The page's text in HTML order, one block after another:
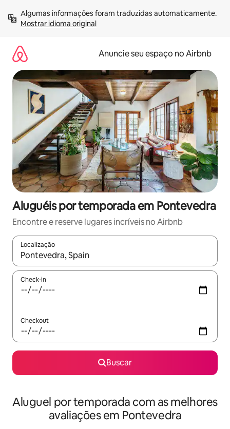
para
Mostrar idioma original
Anuncie seu espaço no Airbnb
Aluguéis por temporada em Pontevedra
Encontre e reserve lugares incríveis no Airbnb
Localização
Quando os resultados estiverem disponíveis, explore-os
Check-in
Checkout
Buscar
Aluguel por temporada com as melhores
avaliações em Pontevedra